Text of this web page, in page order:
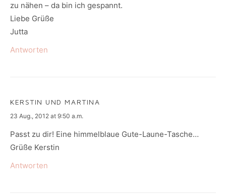
zu nähen – da bin ich gespannt.
Liebe Grüße
Jutta
Antworten
KERSTIN UND MARTINA
says:
23 Aug., 2012 at 9:50 a.m.
Passt zu dir! Eine himmelblaue Gute-Laune-Tasche…
Grüße Kerstin
Antworten